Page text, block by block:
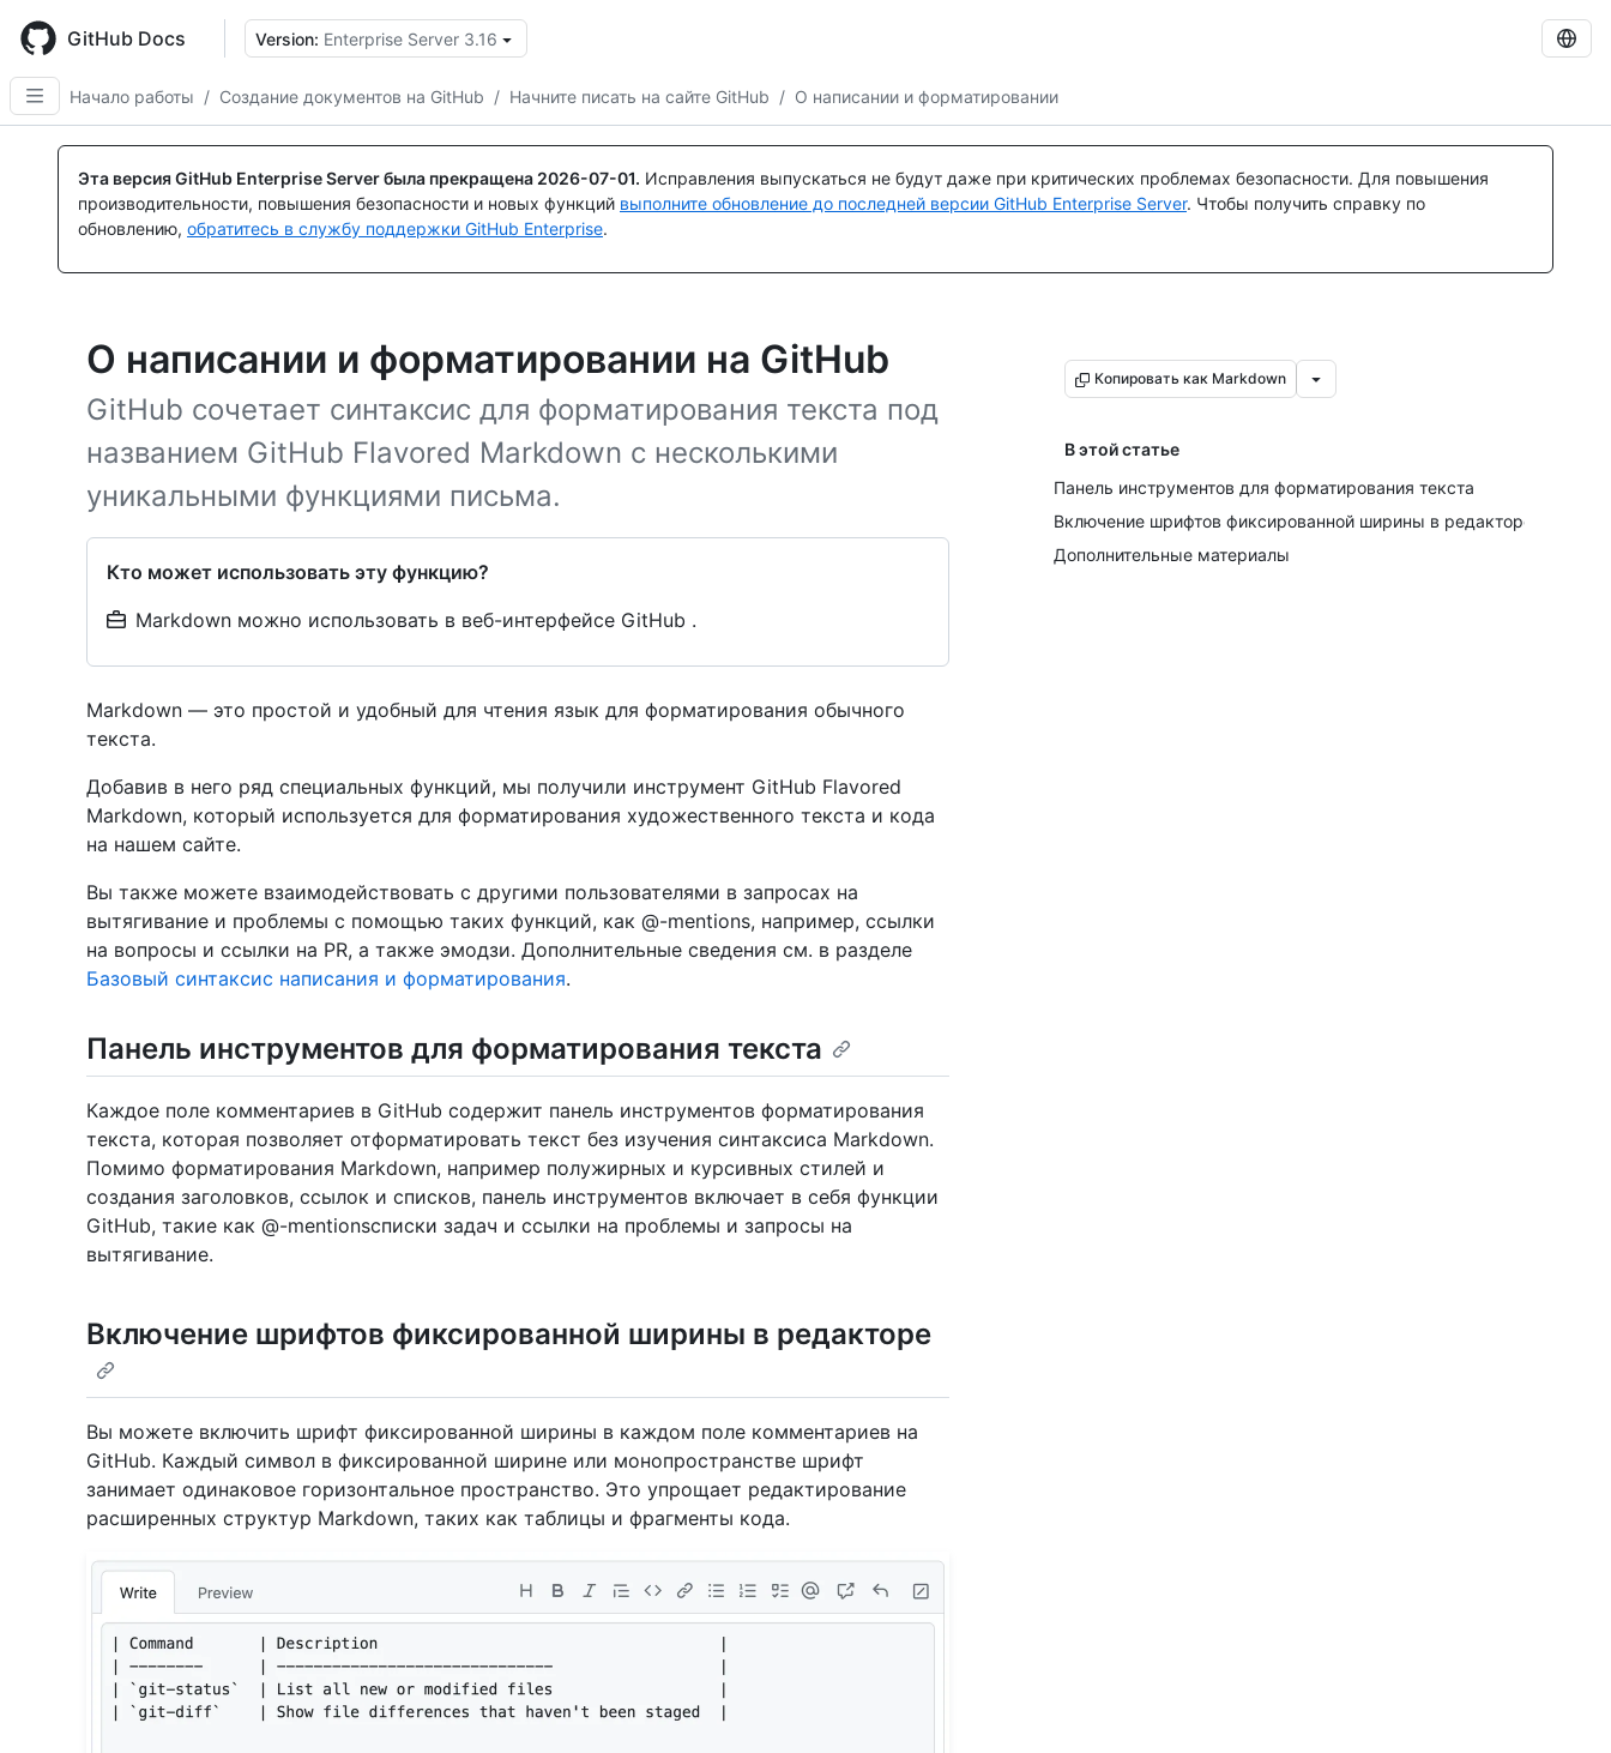
main
content
GitHub Docs Version: Enterprise Server 3.16
Начало работы / Создание документов на GitHub / Начните писать на сайте GitHub / О написании и форматировании
Эта версия GitHub Enterprise Server была прекращена 2026-07-01. Исправления выпускаться не будут даже при критических проблемах безопасности. Для повышения
производительности, повышения безопасности и новых функций выполните обновление до последней версии GitHub Enterprise Server. Чтобы получить справку по
обновлению, обратитесь в службу поддержки GitHub Enterprise.
О написании и форматировании на GitHub
GitHub сочетает синтаксис для форматирования текста под
названием GitHub Flavored Markdown с несколькими
уникальными функциями письма.
Кто может использовать эту функцию?
Markdown можно использовать в веб-интерфейсе GitHub .
Копировать как Markdown
В этой статье
Панель инструментов для форматирования текста
Включение шрифтов фиксированной ширины в редакторе
Дополнительные материалы
Markdown — это простой и удобный для чтения язык для форматирования обычного
текста.
Добавив в него ряд специальных функций, мы получили инструмент GitHub Flavored
Markdown, который используется для форматирования художественного текста и кода
на нашем сайте.
Вы также можете взаимодействовать с другими пользователями в запросах на
вытягивание и проблемы с помощью таких функций, как @-mentions, например, ссылки
на вопросы и ссылки на PR, а также эмодзи. Дополнительные сведения см. в разделе
Базовый синтаксис написания и форматирования.
Панель инструментов для форматирования текста
Каждое поле комментариев в GitHub содержит панель инструментов форматирования
текста, которая позволяет отформатировать текст без изучения синтаксиса Markdown.
Помимо форматирования Markdown, например полужирных и курсивных стилей и
создания заголовков, ссылок и списков, панель инструментов включает в себя функции
GitHub, такие как @-mentionsсписки задач и ссылки на проблемы и запросы на
вытягивание.
Включение шрифтов фиксированной ширины в редакторе
Вы можете включить шрифт фиксированной ширины в каждом поле комментариев на
GitHub. Каждый символ в фиксированной ширине или монопространстве шрифт
занимает одинаковое горизонтальное пространство. Это упрощает редактирование
расширенных структур Markdown, таких как таблицы и фрагменты кода.